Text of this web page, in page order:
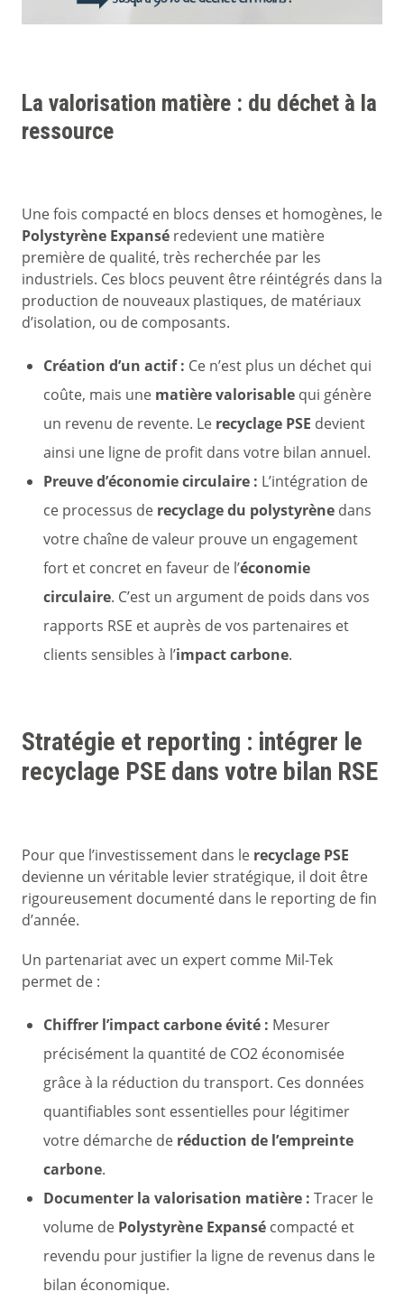
La valorisation matière : du déchet à la
ressource
Une fois compacté en blocs denses et homogènes, le
Polystyrène Expansé redevient une matière
première de qualité, très recherchée par les
industriels. Ces blocs peuvent être réintégrés dans la
production de nouveaux plastiques, de matériaux
d’isolation, ou de composants.
Création d’un actif : Ce n’est plus un déchet qui
coûte, mais une matière valorisable qui génère
un revenu de revente. Le recyclage PSE devient
ainsi une ligne de profit dans votre bilan annuel.
Preuve d’économie circulaire : L’intégration de
ce processus de recyclage du polystyrène dans
votre chaîne de valeur prouve un engagement
fort et concret en faveur de l’économie
circulaire. C’est un argument de poids dans vos
rapports RSE et auprès de vos partenaires et
clients sensibles à l’impact carbone.
Stratégie et reporting : intégrer le
recyclage PSE dans votre bilan RSE
Pour que l’investissement dans le recyclage PSE
devienne un véritable levier stratégique, il doit être
rigoureusement documenté dans le reporting de fin
d’année.
Un partenariat avec un expert comme Mil-Tek
permet de :
Chiffrer l’impact carbone évité : Mesurer
précisément la quantité de CO2 économisée
grâce à la réduction du transport. Ces données
quantifiables sont essentielles pour légitimer
votre démarche de réduction de l’empreinte
carbone.
Documenter la valorisation matière : Tracer le
volume de Polystyrène Expansé compacté et
revendu pour justifier la ligne de revenus dans le
bilan économique.